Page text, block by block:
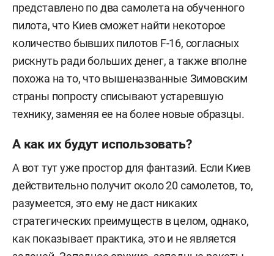
представлено по два самолета на обученного
пилота, что Киев сможет найти некоторое
количество бывших пилотов F-16, согласных
рискнуть ради больших денег, а также вполне
похожа на то, что вышеназванные Зимовским
страны попросту списывают устаревшую
технику, заменяя ее на более новые образцы.
А как их будут использовать?
А вот тут уже простор для фантазий. Если Киев
действительно получит около 20 самолетов, то,
разумеется, это ему не даст никаких
стратегических преимуществ в целом, однако,
как показывает практика, это и не является